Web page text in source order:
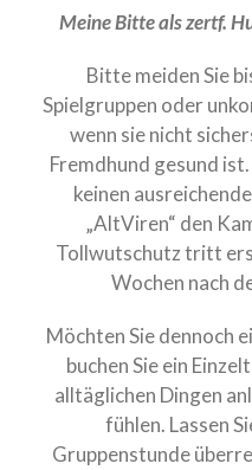
Meine Bitte als zertf.
Bitte meiden Sie
Spielgruppen oder
wenn sie nicht
Fremdhund gesund
keinen
„AltViren“ den
Tollwutschutz tritt
Wochen nach
Möchten Sie dennoch
buchen Sie ein
alltäglichen Dingen
fühlen. Lassen
Gruppenstunde